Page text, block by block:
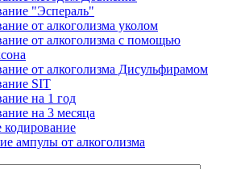
"Эспераль"
от алкоголизма уколом
от алкоголизма с помощью
от алкоголизма Дисульфирамом
SIT
на 1 год
на 3 месяца
кодирование
ампулы от алкоголизма